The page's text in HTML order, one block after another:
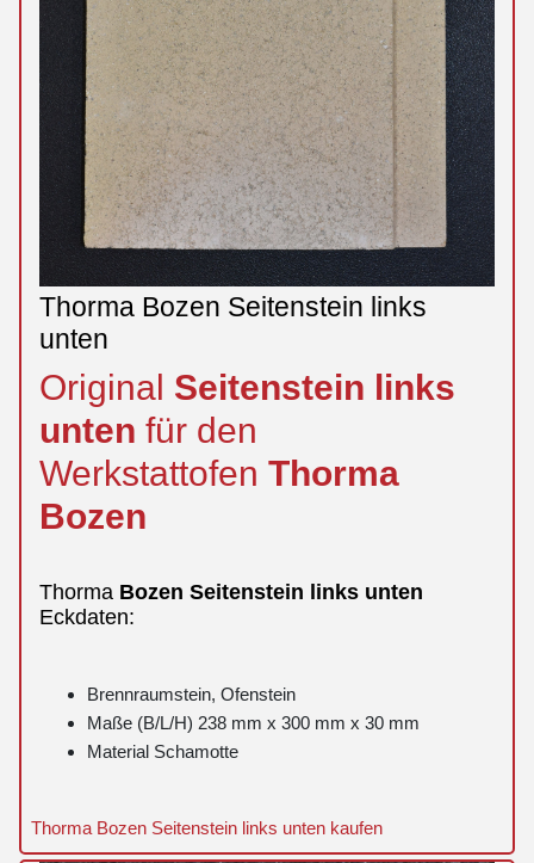
Thorma Bozen Seitenstein links
unten
Original Seitenstein links
unten für den
Werkstattofen Thorma
Bozen
Thorma Bozen Seitenstein links unten
Eckdaten:
Brennraumstein, Ofenstein
Maße (B/L/H) 238 mm x 300 mm x 30 mm
Material Schamotte
Thorma Bozen Seitenstein links unten kaufen